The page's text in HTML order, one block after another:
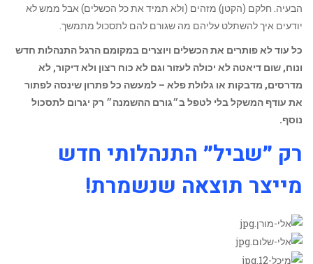
הבעיה. חלקם (הקטן) מזהים (ולא תמיד את כל הכשלים) אבל ממש לא
יודעים איך להשתלט עליהם מה שגורם להם לתסכול מתמשך.
כל עוד לא פותרים את הכשלים ויוצרים במקומם הרגל התנהלות חדש
ונוח, שום דיאטה לא יכולה לעזור וגם לא כוח רצון ולא דיקור, לא
מדרסים, מדבקות או גלולת פלא – למעשה כל פתרון שינסה לפתור
את עודף המשקל בלי לטפל ב״גורם ההשמנה״ רק יגרום לתסכול
נוסף.
רק ״שביל״ התנהלותי חדש
מייצר תוצאה שנשמרת!